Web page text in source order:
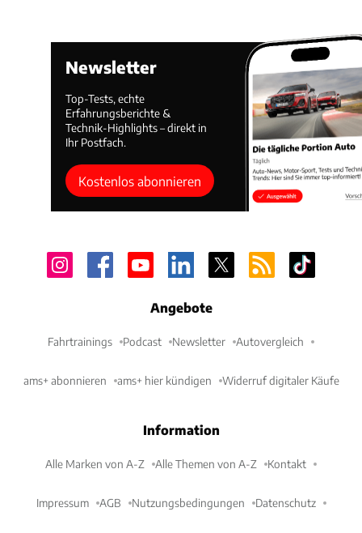
Newsletter
Top-Tests, echte
Erfahrungsberichte &
Technik-Highlights – direkt in
Ihr Postfach.
Kostenlos abonnieren
Angebote
Fahrtrainings Podcast Newsletter Autovergleich
ams+ abonnieren ams+ hier kündigen Widerruf digitaler Käufe
Information
Alle Marken von A-Z Alle Themen von A-Z Kontakt
Impressum AGB Nutzungsbedingungen Datenschutz